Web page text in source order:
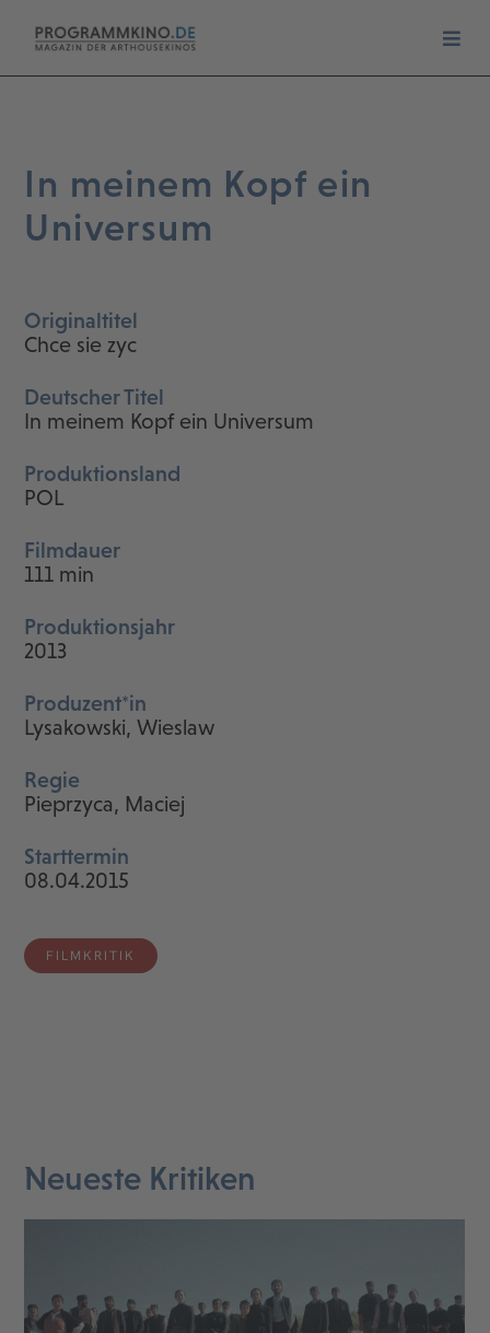
In meinem Kopf ein
Universum
Originaltitel
Chce sie zyc
Deutscher Titel
In meinem Kopf ein Universum
Produktionsland
POL
Filmdauer
111 min
Produktionsjahr
2013
Produzent*in
Lysakowski, Wieslaw
Regie
Pieprzyca, Maciej
Starttermin
08.04.2015
FILMKRITIK
Neueste Kritiken